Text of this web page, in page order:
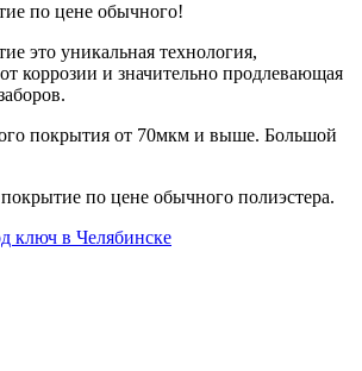
по цене обычного!
это уникальная технология,
коррозии и значительно продлевающая
покрытия от 70мкм и выше. Большой
по цене обычного полиэстера.
ключ в Челябинске